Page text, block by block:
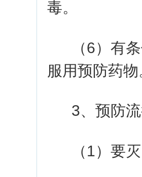
毒。
（6）有
服用预防药物
3、预防
（1）要